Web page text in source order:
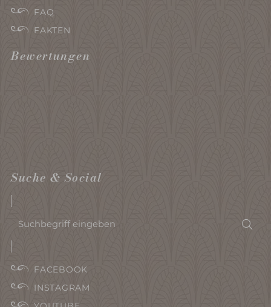
FAQ
FAKTEN
Bewertungen
Suche & Social
eingeben
FACEBOOK
INSTAGRAM